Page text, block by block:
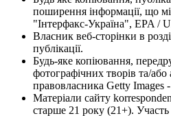
поширення інформації, що
"Інтерфакс-Україна", EPA /
Власник веб-сторінки в
публікації.
Будь-яке копіювання,
фотографічних творів та/або
правовласника Getty Images
Матеріали сайту
старше 21 року (21+).